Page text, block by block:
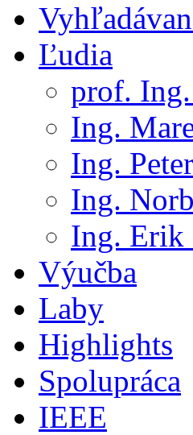
Ľudia
prof.
Ing.
Ing.
Ing.
Ing. Erik
Výučba
Laby
Highlights
Spolupráca
IEEE